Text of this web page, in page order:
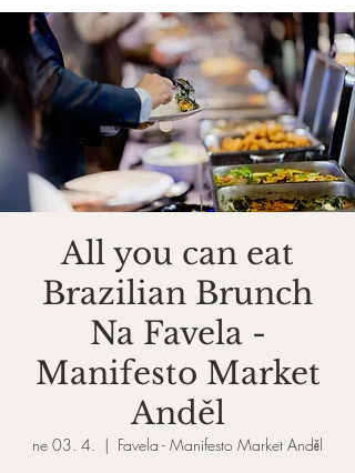
All you can eat
Brazilian Brunch
Na Favela -
Manifesto Market
Anděl
ne 03. 4.
  |
Favela - Manifesto Market Anděl